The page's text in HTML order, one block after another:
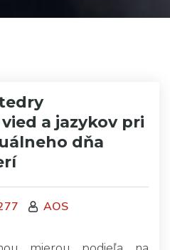
a jazykov pri
dňa
AOS